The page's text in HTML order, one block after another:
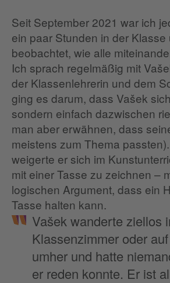
Seit September 2021 war ich
ein paar Stunden in der Klasse
beobachtet, wie alle
Ich sprach regelmäßig mit
der Klassenlehrerin und dem
ging es darum, dass Vašek
sondern einfach dazwischen
man aber erwähnen, dass
meistens zum Thema
weigerte er sich im
mit einer Tasse zu zeichnen –
logischen Argument, dass ein
Tasse halten kann.
Vašek wanderte ziellos
Klassenzimmer oder
umher und hatte
er reden konnte. Er ist